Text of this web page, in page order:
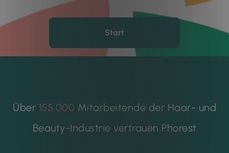
Start
Über 155.000 Mitarbeitende der Haar- und
Beauty-Industrie vertrauen Phorest